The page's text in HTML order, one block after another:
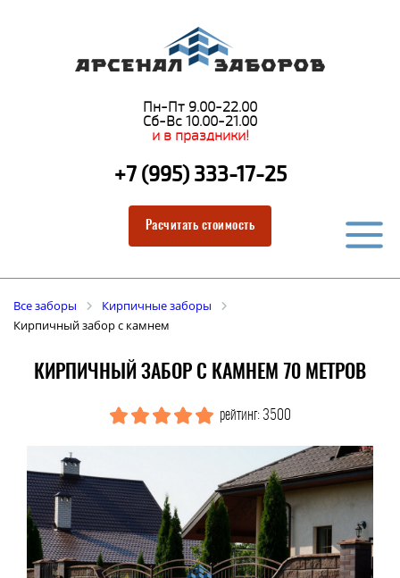
Пн-Пт 9.00-22.00
Сб-Вс 10.00-21.00
и в праздники!
+7 (995) 333-17-25
Расчитать стоимость
Все заборы
Кирпичные заборы
Кирпичный забор с камнем
КИРПИЧНЫЙ ЗАБОР С КАМНЕМ 70 МЕТРОВ
рейтинг: 3500